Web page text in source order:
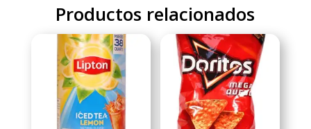
Productos relacionados